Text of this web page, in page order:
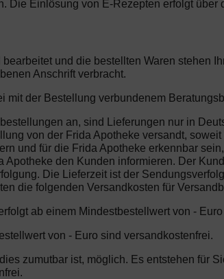
Die Einlösung von E-Rezepten erfolgt
und die bestellten Waren stehen
Anschrift verbracht.
mit der Bestellung verbundenem
an, sind Lieferungen nur in
von der Frida Apotheke versandt,
und für die Frida Apotheke erkennbar
Apotheke den Kunden informieren. Der
Die Lieferzeit ist der
die folgenden Versandkosten für
ab einem Mindestbestellwert von -
von - Euro sind versandkostenfrei.
zumutbar ist, möglich. Es entstehen für